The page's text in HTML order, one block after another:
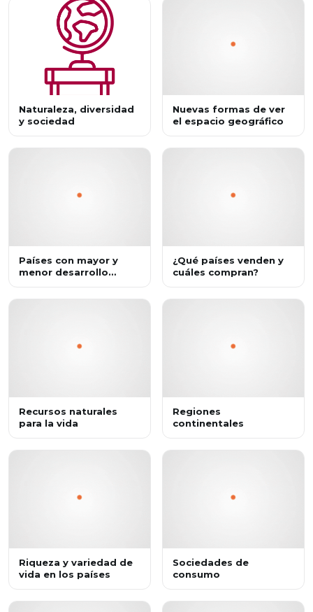
Naturaleza, diversidad
y sociedad
Nuevas formas de ver
el espacio geográfico
Países con mayor y
menor desarrollo
¿Qué países venden y
cuáles compran?
Recursos naturales
para la vida
Regiones
continentales
Riqueza y variedad de
vida en los países
Sociedades de
consumo